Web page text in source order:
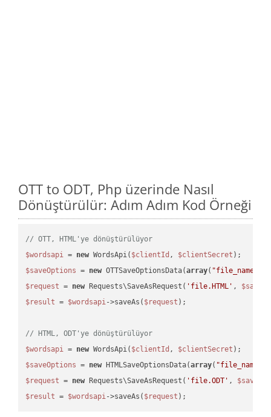
OTT to ODT, Php üzerinde Nasıl
Dönüştürülür: Adım Adım Kod Örneği
// OTT, HTML'ye dönüştürülüyor
$wordsapi = new WordsApi( $clientId , $clientSecret
$saveOptions = new OTTSaveOptionsData(array( "file_name"
$request = new Requests\SaveAsRequest( 'file.HTML' ,
$result = $wordsapi->saveAs( $request );
// HTML, ODT'ye dönüştürülüyor
$wordsapi = new WordsApi( $clientId , $clientSecret
$saveOptions = new HTMLSaveOptionsData(array( "file_name"
$request = new Requests\SaveAsRequest( 'file.ODT' ,
$result = $wordsapi->saveAs( $request